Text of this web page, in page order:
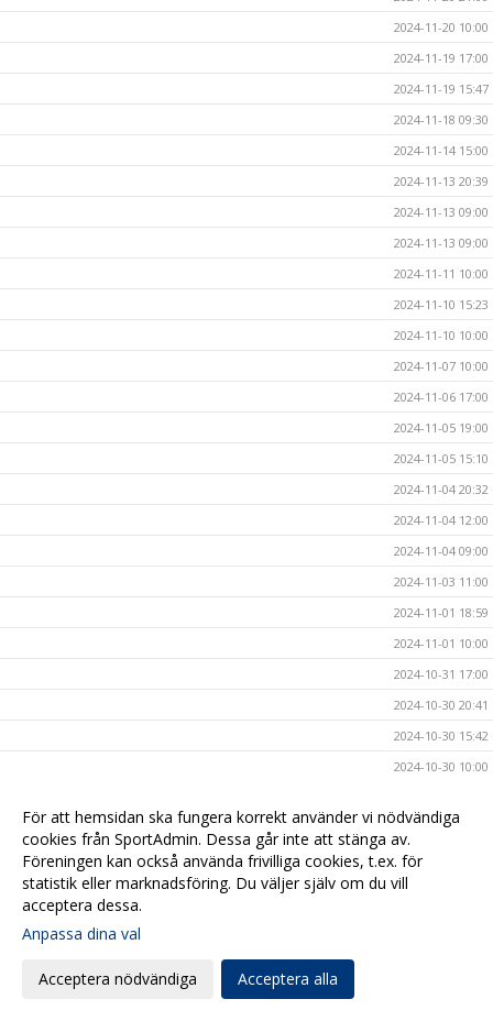
2024-11-20 10:00
2024-11-19 17:00
2024-11-19 15:47
2024-11-18 09:30
2024-11-14 15:00
2024-11-13 20:39
2024-11-13 09:00
2024-11-13 09:00
2024-11-11 10:00
2024-11-10 15:23
2024-11-10 10:00
2024-11-07 10:00
2024-11-06 17:00
2024-11-05 19:00
2024-11-05 15:10
2024-11-04 20:32
2024-11-04 12:00
2024-11-04 09:00
2024-11-03 11:00
2024-11-01 18:59
2024-11-01 10:00
2024-10-31 17:00
2024-10-30 20:41
2024-10-30 15:42
2024-10-30 10:00
2024-10-29 09:04
2024-10-28 20:44
2024-10-28 10:20
För att hemsidan ska fungera korrekt använder vi nödvändiga
cookies från SportAdmin. Dessa går inte att stänga av.
Föreningen kan också använda frivilliga cookies, t.ex. för
statistik eller marknadsföring. Du väljer själv om du vill
acceptera dessa.
Anpassa dina val
Acceptera nödvändiga Acceptera alla